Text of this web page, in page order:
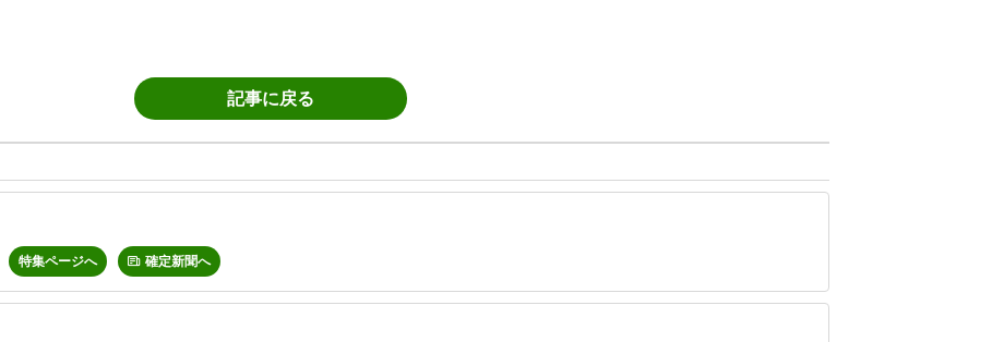
記事に戻る
特集ページへ 確定新聞へ